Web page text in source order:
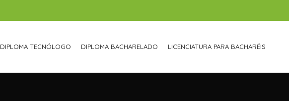
DIPLOMA TECNÓLOGO DIPLOMA BACHARELADO LICENCIATURA PARA BACHARÉIS